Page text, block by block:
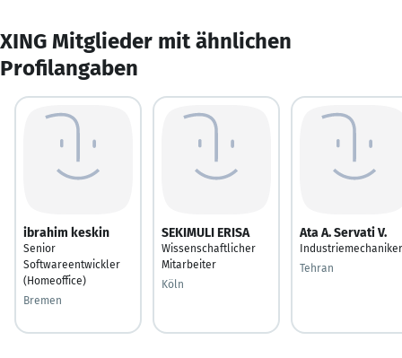
XING Mitglieder mit ähnlichen
Profilangaben
ibrahim keskin
Senior
Softwareentwickler
(Homeoffice)
Bremen
SEKIMULI ERISA
Wissenschaftlicher
Mitarbeiter
Köln
Ata A. Servati V.
Industriemechaniker
Tehran